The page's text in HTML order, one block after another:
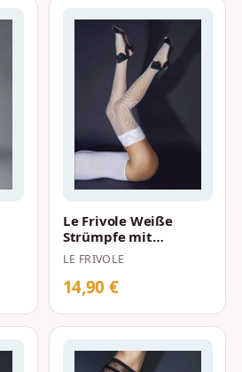
Le Frivole Weiße
Strümpfe mit
Spitzengummiband
LE FRIVOLE
14,90 €